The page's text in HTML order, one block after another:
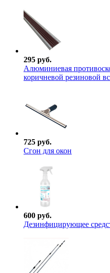
295 руб.
Алюминиевая
коричневой резиновой
725 руб.
Сгон для окон
600 руб.
Дезинфицирующее